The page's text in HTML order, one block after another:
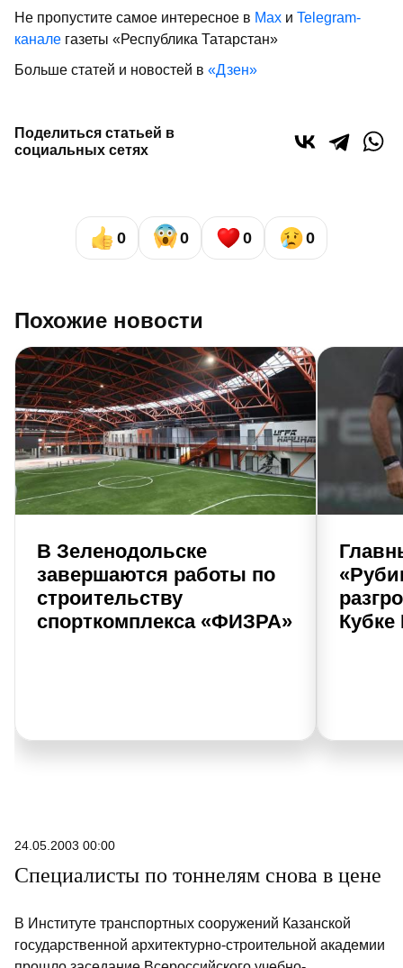
Не пропустите самое интересное в Max и Telegram-
канале газеты «Республика Татарстан»
Больше статей и новостей в «Дзен»
Поделиться статьей в
социальных сетях
0 0 0 0
Похожие новости
В Зеленодольске
завершаются работы по
строительству
спорткомплекса «ФИЗРА»
Кубке
24.05.2003 00:00
Специалисты по тоннелям снова в цене
В Институте транспортных сооружений Казанской
государственной архитектурно-строительной академии